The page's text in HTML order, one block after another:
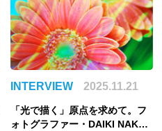
INTERVIEW 2025.11.21
「光で描く」原点を求めて。フ
ォトグラファー・DAIKI NAKA